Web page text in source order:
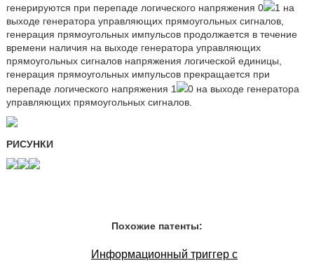
генерируются при перепаде логического напряжения 0
1 на
выходе генератора управляющих прямоугольных сигналов,
генерация прямоугольных импульсов продолжается в течение
времени наличия на выходе генератора управляющих
прямоугольных сигналов напряжения логической единицы,
генерация прямоугольных импульсов прекращается при
перепаде логического напряжения 1
0 на выходе генератора
управляющих прямоугольных сигналов.
РИСУНКИ
Похожие патенты:
Информационный триггер с